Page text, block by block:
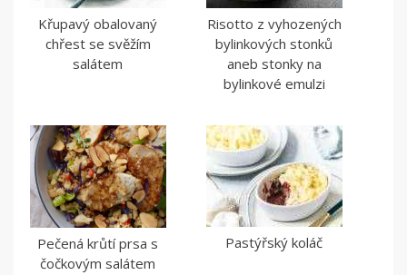
Křupavý obalovaný
chřest se svěžím
salátem
Risotto z vyhozených
bylinkových stonků
aneb stonky na
bylinkové emulzi
Pečená krůtí prsa s
čočkovým salátem
Pastýřský koláč